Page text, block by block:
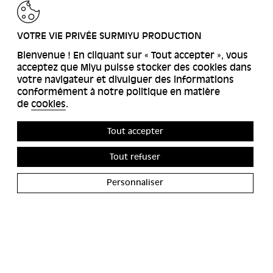
RETOUR
VOTRE VIE PRIVÉE SURMIYU PRODUCTION
Bienvenue ! En cliquant sur « Tout accepter », vous
acceptez que Miyu puisse stocker des cookies dans
votre navigateur et divulguer des informations
conformément à notre politique en matière
de cookies.
Tout accepter
Tout refuser
Personnaliser